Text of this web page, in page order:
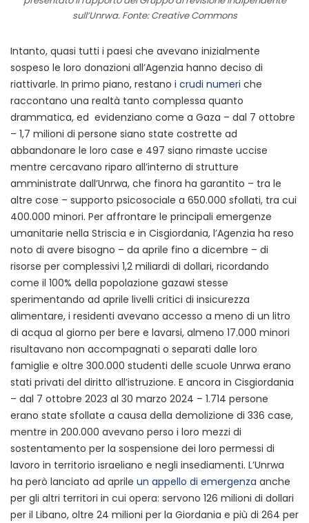
sull’Unrwa. Fonte: Creative Commons
Intanto, quasi tutti i paesi che avevano inizialmente
sospeso le loro donazioni all’Agenzia hanno deciso di
riattivarle. In primo piano, restano i crudi numeri che
raccontano una realtà tanto complessa quanto
drammatica, ed evidenziano come a Gaza – dal 7 ottobre
– 1,7 milioni di persone siano state costrette ad
abbandonare le loro case e 497 siano rimaste uccise
mentre cercavano riparo all’interno di strutture
amministrate dall’Unrwa, che finora ha garantito – tra le
altre cose – supporto psicosociale a 650.000 sfollati, tra cui
400.000 minori. Per affrontare le principali emergenze
umanitarie nella Striscia e in Cisgiordania, l’Agenzia ha reso
noto di avere bisogno – da aprile fino a dicembre – di
risorse per complessivi 1,2 miliardi di dollari, ricordando
come il 100% della popolazione gazawi stesse
sperimentando ad aprile livelli critici di insicurezza
alimentare, i residenti avevano accesso a meno di un litro
di acqua al giorno per bere e lavarsi, almeno 17.000 minori
risultavano non accompagnati o separati dalle loro
famiglie e oltre 300.000 studenti delle scuole Unrwa erano
stati privati del diritto all’istruzione. E ancora in Cisgiordania
– dal 7 ottobre 2023 al 30 marzo 2024 – 1.714 persone
erano state sfollate a causa della demolizione di 336 case,
mentre in 200.000 avevano perso i loro mezzi di
sostentamento per la sospensione dei loro permessi di
lavoro in territorio israeliano e negli insediamenti. L’Unrwa
ha però lanciato ad aprile un appello di emergenza anche
per gli altri territori in cui opera: servono 126 milioni di dollari
per il Libano, oltre 24 milioni per la Giordania e più di 264 per